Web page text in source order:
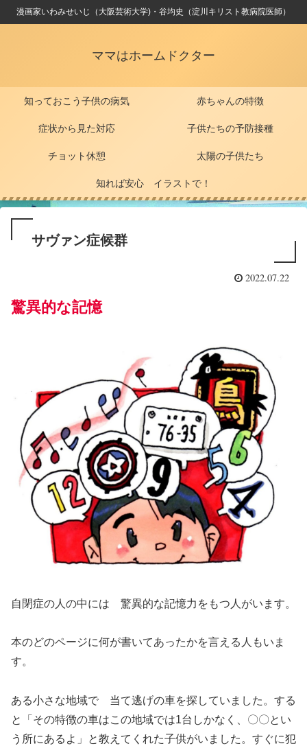
漫画家いわみせいじ（大阪芸術大学)・谷均史（淀川キリスト教病院医師）
ママはホームドクター
知っておこう子供の病気 赤ちゃんの特徴
症状から見た対応 子供たちの予防接種
チョット休憩 太陽の子供たち
知れば安心 イラストで！
サヴァン症候群
2022.07.22
驚異的な記憶
自閉症の人の中には 驚異的な記憶力をもつ人がいます。
本のどのページに何が書いてあったかを言える人もいま
す。
ある小さな地域で 当て逃げの車を探していました。する
と「その特徴の車はこの地域では1台しかなく、〇〇とい
う所にあるよ」と教えてくれた子供がいました。すぐに犯